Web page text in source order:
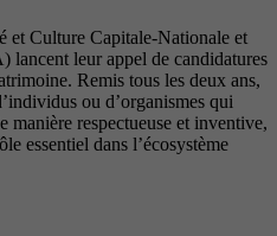
et Culture Capitale-Nationale et
leur appel de candidatures
Remis tous les deux ans,
ou d’organismes qui
manière respectueuse et inventive,
essentiel dans l’écosystème